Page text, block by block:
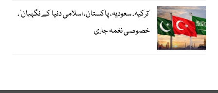
‘ترکیہ، سعودیہ، پاکستان، اسلامی دنیا کے نگہبان’،
خصوصی نغمہ جاری